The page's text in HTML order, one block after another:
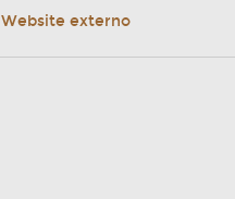
Website externo